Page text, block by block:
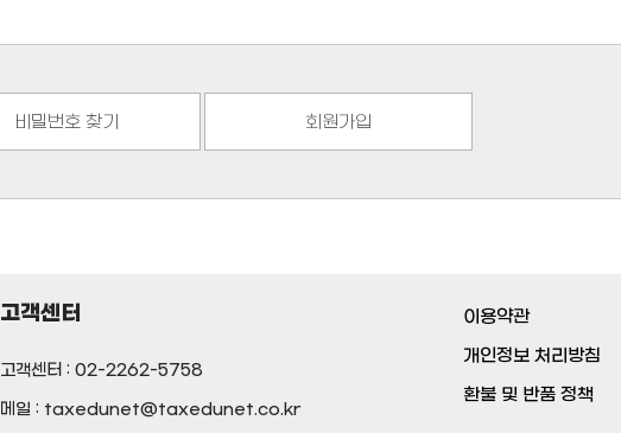
비밀번호 찾기 회원가입
고객센터
고객센터 : 02-2262-5758
메일 : taxedunet@taxedunet.co.kr
이용약관
개인정보 처리방침
환불 및 반품 정책